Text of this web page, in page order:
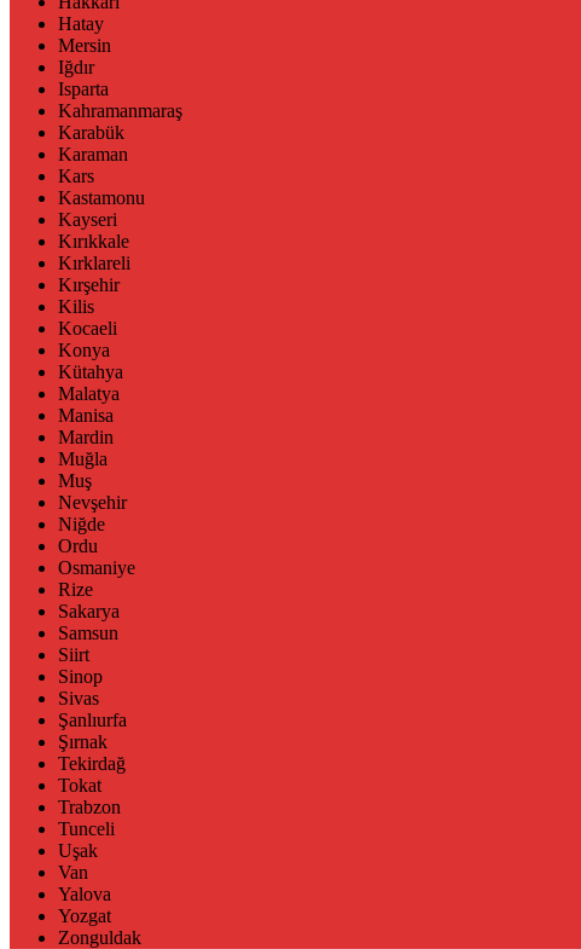
Hatay
Mersin
Iğdır
Isparta
Kahramanmaraş
Karabük
Karaman
Kars
Kastamonu
Kayseri
Kırıkkale
Kırklareli
Kırşehir
Kilis
Kocaeli
Konya
Kütahya
Malatya
Manisa
Mardin
Muğla
Muş
Nevşehir
Niğde
Ordu
Osmaniye
Rize
Sakarya
Samsun
Siirt
Sinop
Sivas
Şanlıurfa
Şırnak
Tekirdağ
Tokat
Trabzon
Tunceli
Uşak
Van
Yalova
Yozgat
Zonguldak